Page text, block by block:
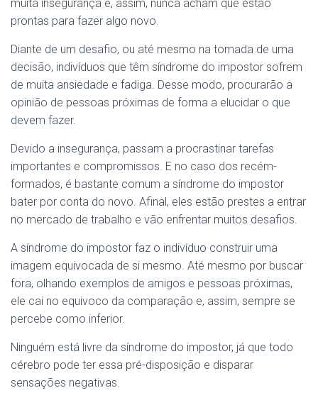
muita insegurança e, assim, nunca acham que estão
prontas para fazer algo novo.
Diante de um desafio, ou até mesmo na tomada de uma
decisão, indivíduos que têm síndrome do impostor sofrem
de muita ansiedade e fadiga. Desse modo, procurarão a
opinião de pessoas próximas de forma a elucidar o que
devem fazer.
Devido a insegurança, passam a procrastinar tarefas
importantes e compromissos. E no caso dos recém-
formados, é bastante comum a síndrome do impostor
bater por conta do novo. Afinal, eles estão prestes a entrar
no mercado de trabalho e vão enfrentar muitos desafios.
A síndrome do impostor faz o indivíduo construir uma
imagem equivocada de si mesmo. Até mesmo por buscar
fora, olhando exemplos de amigos e pessoas próximas,
ele cai no equivoco da comparação e, assim, sempre se
percebe como inferior.
Ninguém está livre da síndrome do impostor, já que todo
cérebro pode ter essa pré-disposição e disparar
sensações negativas.